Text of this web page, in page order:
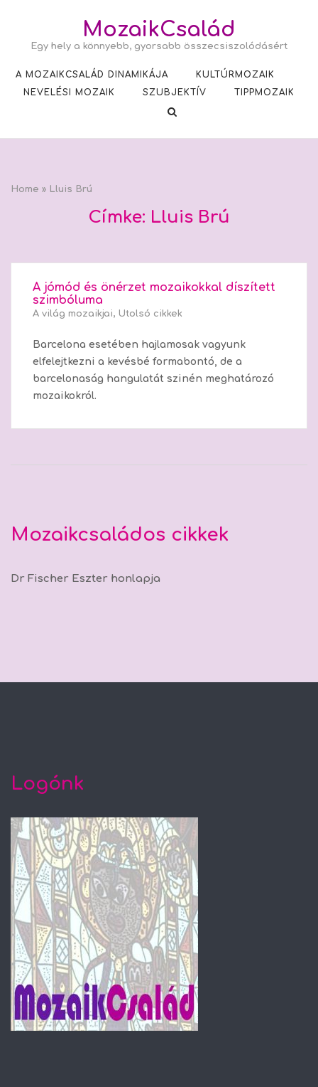
content
MozaikCsalád
Egy hely a könnyebb, gyorsabb összecsiszolódásért
A MOZAIKCSALÁD DINAMIKÁJA
KULTÚRMOZAIK
NEVELÉSI MOZAIK
SZUBJEKTÍV TIPPMOZAIK
Home » Lluis Brú
Címke: Lluis Brú
A jómód és önérzet mozaikokkal díszített
szimbóluma
A világ mozaikjai, Utolsó cikkek
Barcelona esetében hajlamosak vagyunk
elfelejtkezni a kevésbé formabontó, de a
barcelonaság hangulatát szinén meghatározó
mozaikokról.
Mozaikcsaládos cikkek
Dr Fischer Eszter honlapja
Logónk